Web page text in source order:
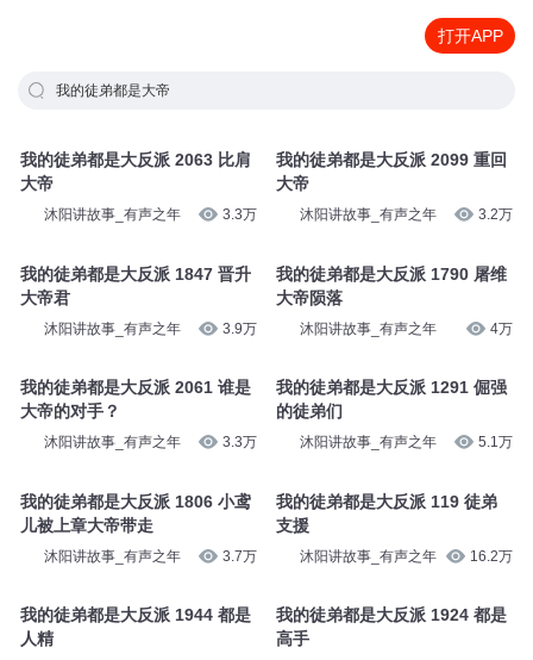
打开APP
我的徒弟都是大帝
我的徒弟都是大反派 2063 比肩
大帝
沐阳讲故事_有声之年 3.3万
我的徒弟都是大反派 1847 晋升
大帝君
沐阳讲故事_有声之年 3.9万
我的徒弟都是大反派 2061 谁是
大帝的对手？
沐阳讲故事_有声之年 3.3万
我的徒弟都是大反派 1806 小鸢
儿被上章大帝带走
沐阳讲故事_有声之年 3.7万
我的徒弟都是大反派 1944 都是
人精
我的徒弟都是大反派 2099 重回
大帝
沐阳讲故事_有声之年 3.2万
我的徒弟都是大反派 1790 屠维
大帝陨落
沐阳讲故事_有声之年 4万
我的徒弟都是大反派 1291 倔强
的徒弟们
沐阳讲故事_有声之年 5.1万
我的徒弟都是大反派 119 徒弟
支援
沐阳讲故事_有声之年 16.2万
我的徒弟都是大反派 1924 都是
高手